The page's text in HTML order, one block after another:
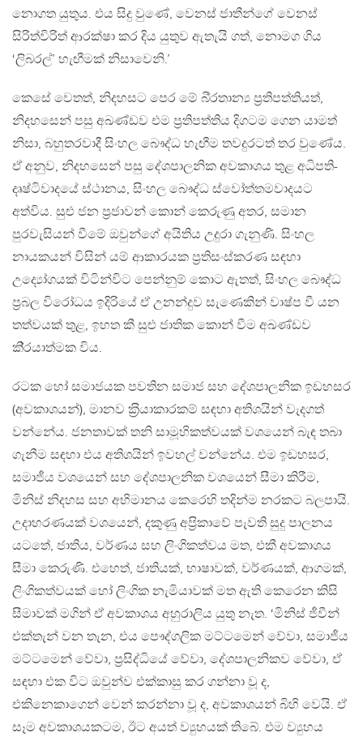
නොගත යුතුය. එය සිදු වුණේ, වෙනස් ජාතීන්ගේ වෙනස්
සිරිත්විරිත් ආරක්ෂා කර දිය යුතුව ඇතැයි ගත්, නොමග ගිය
‘ලිබරල්’ හැඟීමක් නිසාවෙනි.’
කෙසේ වෙතත්, නිදහසට පෙර මේ බි‍්‍රතාන්‍ය ප‍්‍රතිපත්තියත්,
නිදහසෙන් පසු අඛණ්ඩව එම ප‍්‍රතිපත්තිය දිගටම ගෙන යාමත්
නිසා, බහුතරවාදී සිංහල බෞද්ධ හැඟීම තවදුරටත් තර වුණේය.
ඒ අනුව, නිදහසෙන් පසු දේශපාලනික අවකාශය තුළ අධිපති-
දෘෂ්ටිවාදයේ ස්ථානය, සිංහල බෞද්ධ ස්වෝත්තමවාදයට
අත්විය. සුළු ජන ප‍්‍රජාවන් කොන් කෙරුණු අතර, සමාන
පුරවැසියන් වීමේ ඔවුන්ගේ අයිතිය උදුරා ගැනුණි. සිංහල
නායකයන් විසින් යම් ආකාරයක ප‍්‍රතිසංස්කරණ සඳහා
උද්‍යෝගයක් විටින්විට පෙන්නුම් කොට ඇතත්, සිංහල බෞද්ධ
ප‍්‍රබල විරෝධය ඉදිරියේ ඒ උනන්දුව සැණෙකින් වාෂ්ප වී යන
තත්වයක් තුළ, ඉහත කී සුළු ජාතික කොන් වීම අඛණ්ඩව
කි‍්‍රයාත්මක විය.
රටක හෝ සමාජයක පවතින සමාජ සහ දේශපාලනික ඉඩහසර
(අවකාශයන්), මානව ක‍්‍රියාකාරකම් සඳහා අතිශයින් වැදගත්
වන්නේය. ජනතාවක් තනි සාමූහිකත්වයක් වශයෙන් බැඳ තබා
ගැනීම සඳහා එය අතිශයින් ඉවහල් වන්නේය. එම ඉඩහසර,
සමාජීය වශයෙන් සහ දේශපාලනික වශයෙන් සීමා කිරීම,
මිනිස් නිදහස සහ අභිමානය කෙරෙහි තදින්ම නරකට බලපායි.
උදාහරණයක් වශයෙන්, දකුණු අප‍්‍රිකාවේ පැවති සුදු පාලනය
යටතේ, ජාතිය, වර්ණය සහ ලිංගිකත්වය මත, එකී අවකාශය
සීමා කෙරුණි. එහෙත්, ජාතියක්, භාෂාවක්, වර්ණයක්, ආගමක්,
ලිංගිකත්වයක් හෝ ලිංගික නැමියාවක් මත ඇති කෙරෙන කිසි
සීමාවක් මගින් ඒ අවකාශය අහුරාලිය යුතු නැත. ‘මිනිස් ජීවීන්
එක්තැන් වන තැන, එය පෞද්ගලික මට්ටමෙන් වේවා, සමාජීය
මට්ටමෙන් වේවා, ප‍්‍රසිද්ධියේ වේවා, දේශපාලනිකව වේවා, ඒ
සඳහා එක විට ඔවුන්ව එක්කාසු කර ගන්නා වූ ද,
එකිනෙකාගෙන් වෙන් කරන්නා වූ ද, අවකාශයන් බිහි වෙයි. ඒ
සෑම අවකාශයකටම, ඊට අයත් ව්‍යුහයක් තිබේ. එම ව්‍යුහය